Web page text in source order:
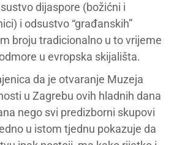
dijaspore (božićni i
i odsustvo “građanskih”
broju tradicionalno u to vrijeme
u evropska skijališta.
da je otvaranje Muzeja
u Zagrebu ovih hladnih dana
nego svi predizborni skupovi
u istom tjednu pokazuje da